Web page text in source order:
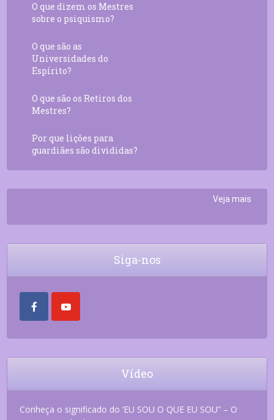
O que dizem os Mestres
sobre o psiquismo?
O que são as
Universidades do
Espírito?
O que são os Retiros dos
Mestres?
Por que lições para
guardiães são divididas?
Veja mais
Siga-nos
Vídeo
Conheça o significado do ‘EU SOU O QUE EU SOU” – O